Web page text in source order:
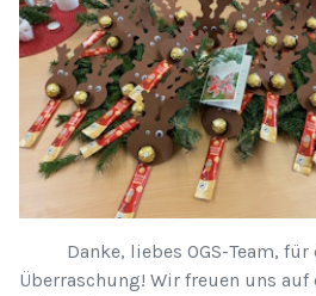
Danke, liebes OGS-Team, für
Überraschung! Wir freuen uns